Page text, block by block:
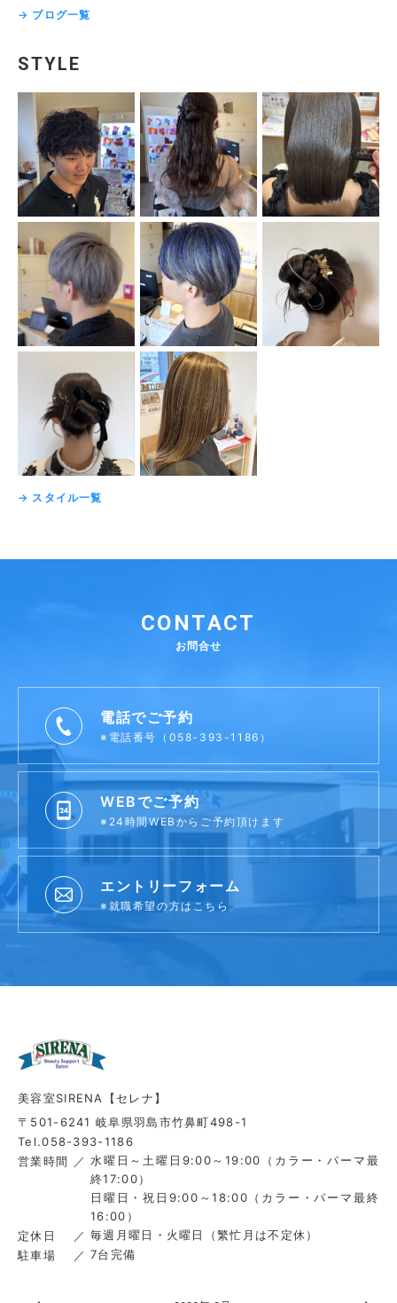
→ ブログ一覧
STYLE
→ スタイル一覧
CONTACT
お問合せ
電話でご予約
※電話番号（058-393-1186）
WEBでご予約
※24時間WEBからご予約頂けます
エントリーフォーム
※就職希望の方はこちら
美容室SIRENA【セレナ】
〒501-6241 岐阜県羽島市竹鼻町498-1
Tel.058-393-1186
営業時間
水曜日～土曜日9:00～19:00（カラー・パーマ最
終17:00）
日曜日・祝日9:00～18:00（カラー・パーマ最終
16:00）
定休日
毎週月曜日・火曜日（繁忙月は不定休）
駐車場
7台完備